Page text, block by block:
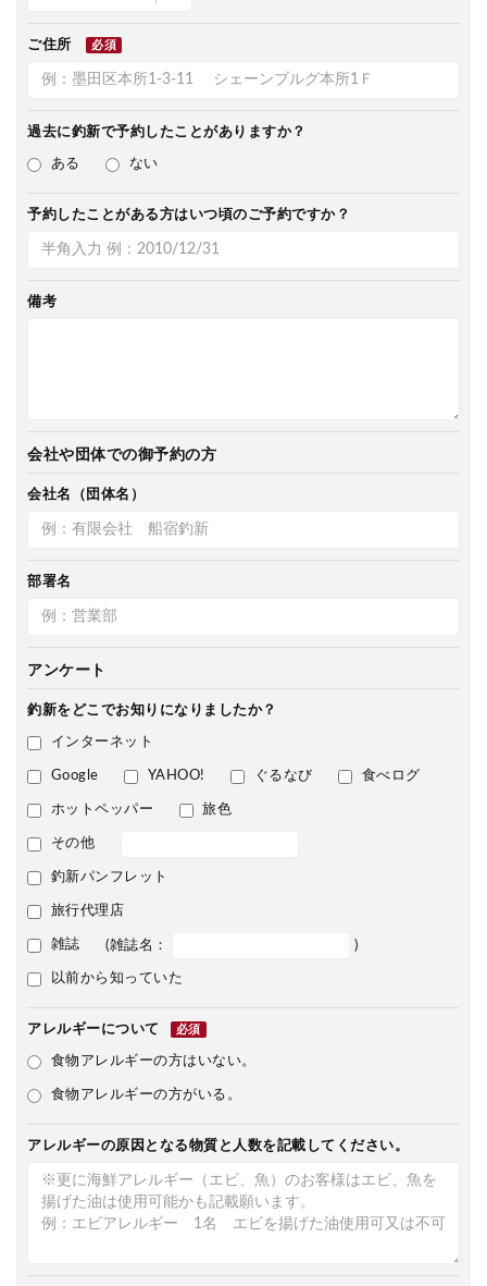
ご住所 必須
過去に釣新で予約したことがありますか？
ある ない
予約したことがある方はいつ頃のご予約ですか？
備考
会社や団体での御予約の方
会社名（団体名）
部署名
アンケート
釣新をどこでお知りになりましたか？
インターネット
Google YAHOO! ぐるなび 食べログ
ホットペッパー 旅色
その他
釣新パンフレット
旅行代理店
雑誌 (雑誌名： )
以前から知っていた
アレルギーについて 必須
食物アレルギーの方はいない。
食物アレルギーの方がいる。
アレルギーの原因となる物質と人数を記載してください。